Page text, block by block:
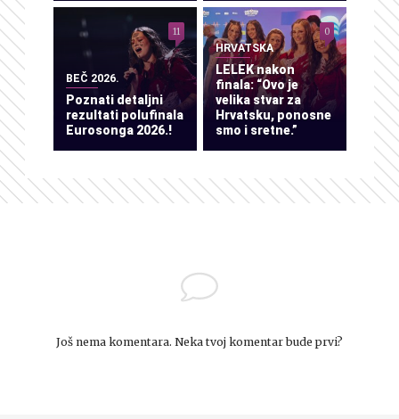
BEČ 2026.
Poznati detaljni
rezultati polufinala
Eurosonga 2026.!
11
HRVATSKA
LELEK nakon
finala: “Ovo je
velika stvar za
Hrvatsku, ponosne
smo i sretne.”
0
Još nema komentara. Neka tvoj komentar bude prvi?